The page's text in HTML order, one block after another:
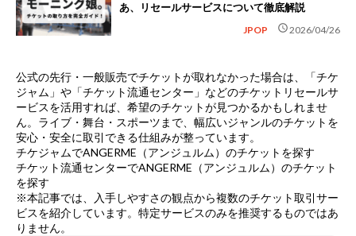
あ、リセールサービスについて徹底解説
JPOP schedule2026/04/26
公式の先行・一般販売でチケットが取れなかった場合は、
「チケ
ジャム」や「チケット流通センター」などのチケットリセールサ
ービスを活用すれば、希望のチケットが見つかるかもしれませ
ん。ライブ・舞台・スポーツまで、幅広いジャンルのチケットを
安心・安全に取引できる仕組みが整っています。
チケジャムでANGERME（アンジュルム）のチケットを探す
チケット流通センターでANGERME（アンジュルム）のチケット
を探す
※本記事では、入手しやすさの観点から複数のチケット取引サー
ビスを紹介しています。特定サービスのみを推奨するものではあ
りません。